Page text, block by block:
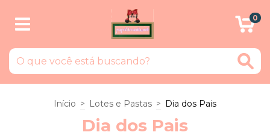
0
Início > Lotes e Pastas > Dia dos Pais
Dia dos Pais